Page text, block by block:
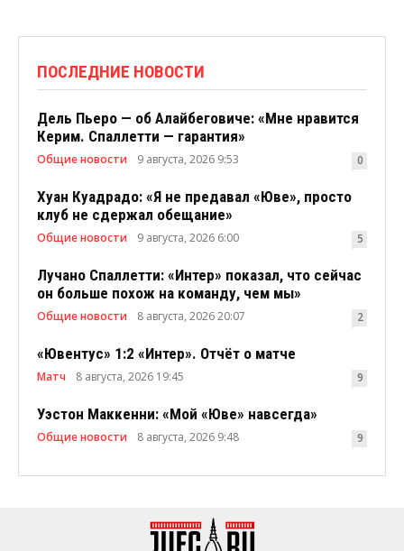
ПОСЛЕДНИЕ НОВОСТИ
Дель Пьеро — об Алайбеговиче: «Мне нравится
Керим. Спаллетти — гарантия»
Общие новости 9 августа, 2026 9:53 0
Хуан Куадрадо: «Я не предавал «Юве», просто
клуб не сдержал обещание»
Общие новости 9 августа, 2026 6:00 5
Лучано Спаллетти: «Интер» показал, что сейчас
он больше похож на команду, чем мы»
Общие новости 8 августа, 2026 20:07 2
«Ювентус» 1:2 «Интер». Отчёт о матче
Матч 8 августа, 2026 19:45 9
Уэстон Маккенни: «Мой «Юве» навсегда»
Общие новости 8 августа, 2026 9:48 9